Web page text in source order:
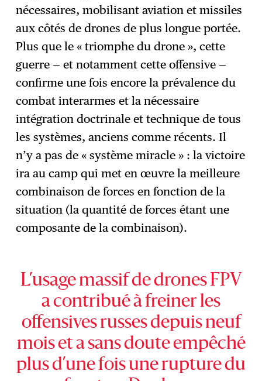
nécessaires, mobilisant aviation et missiles
aux côtés de drones de plus longue portée.
Plus que le « triomphe du drone », cette
guerre — et notamment cette offensive —
confirme une fois encore la prévalence du
combat interarmes et la nécessaire
intégration doctrinale et technique de tous
les systèmes, anciens comme récents. Il
n’y a pas de « système miracle » : la victoire
ira au camp qui met en œuvre la meilleure
combinaison de forces en fonction de la
situation (la quantité de forces étant une
composante de la combinaison).
L’usage massif de drones FPV
a contribué à freiner les
offensives russes depuis neuf
mois et a sans doute empêché
plus d’une fois une rupture du